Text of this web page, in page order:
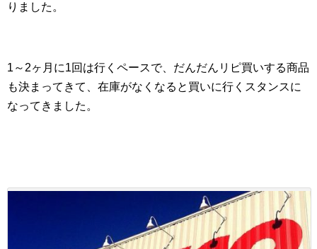
りました。
1～2ヶ月に1回は行くペースで、だんだんリピ買いする商品
も決まってきて、在庫がなくなると買いに行くスタンスに
なってきました。